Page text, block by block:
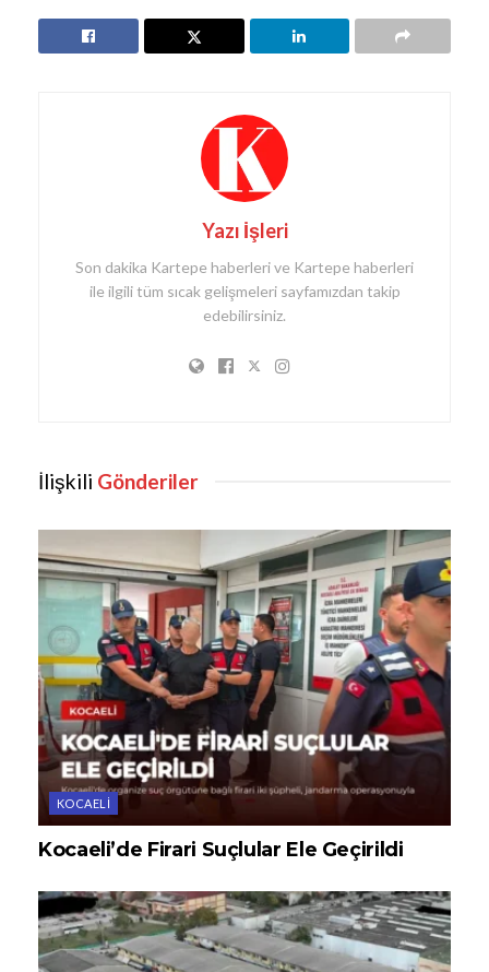
Yazı İşleri
Son dakika Kartepe haberleri ve Kartepe haberleri
ile ilgili tüm sıcak gelişmeleri sayfamızdan takip
edebilirsiniz.
İlişkili Gönderiler
KOCAELI
Kocaeli’de Firari Suçlular Ele Geçirildi